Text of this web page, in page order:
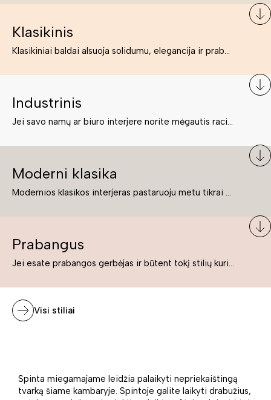
Klasikinis
Klasikiniai baldai alsuoja solidumu, elegancija ir prabanga. Paprastai jie būna masyvūs, kuria didybės įspūdį. Neabejotinai jie bus geriausias pasirinkimas estetiškam ir rafinuotam klasikiniam namų interjerui. Kartais klasikiniai baldai traktuojami kaip senoviniai, bet tai ne tiesa – klasika yra stilius, neišsemiama elegancija ir rafinuotumas.
Industrinis
Jei savo namų ar biuro interjere norite mėgautis racionaliai išnaudotomis erdvėmis, funkcionalumu ir esate neabejingi tamsesniam koloritui bei praktiškiems sprendimams, tuomet industrinis stilius bus būtent tai, ko Jums reikia. O industrinio stiliaus baldus išsirinksite mūsų asortimente.
Moderni klasika
Modernios klasikos interjeras pastaruoju metu tikrai yra „ant bangos“. Tie, kurie nenori pernelyg nutolti nuo klasikos, bet drauge žavisi šiuolaikiškais sprendimais, su malonumu savo namuose kuria klasikos ir modernaus interjero tandemą – elegantišką, subtilų ir žavingą.
Prabangus
Jei esate prabangos gerbėjas ir būtent tokį stilių kuriate savo namuose ar biure, tuomet solidūs, prabangūs baldai nepriekaištingai įsilies į Jūsų kuriamą interjerą.
Visi stiliai
Spinta miegamajame leidžia palaikyti nepriekaištingą
tvarką šiame kambaryje. Spintoje galite laikyti drabužius,